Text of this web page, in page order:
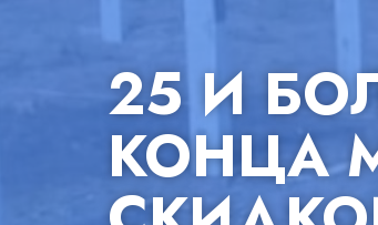
25 И
КОНЦА